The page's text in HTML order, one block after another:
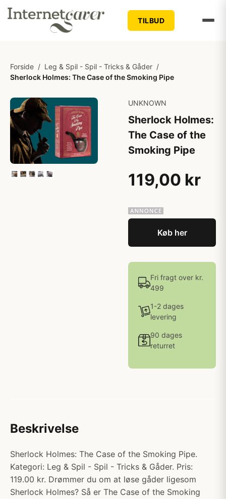
TILBUD
Forside / Leg & Spil - Spil - Tricks & Gåder /
Sherlock Holmes: The Case of the Smoking Pipe
UNKNOWN
Sherlock Holmes:
The Case of the
Smoking Pipe
119,00 kr
Køb her
Fri fragt over kr.
499
1-2 dages
levering
90 dages
returret
Beskrivelse
Sherlock Holmes: The Case of the Smoking Pipe.
Kategori: Leg & Spil - Spil - Tricks & Gåder. Pris:
119.00 kr. Drømmer du om at løse gåder ligesom
Sherlock Holmes? Så er The Case of the Smoking